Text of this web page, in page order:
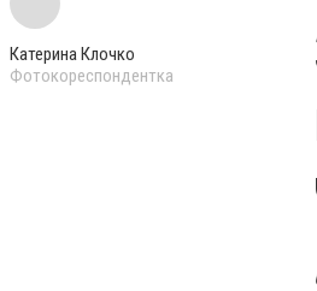
Катерина Клочко
Фотокореспондентка